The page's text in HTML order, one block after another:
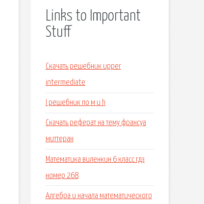
Links to Important
Stuff
Скачать решебник upper
intermediate
I решебник по м и h
Скачать реферат на тему франсуа
миттеран
Математика виленкин 6 класс гдз
номер 268
Алгебра и начала математического